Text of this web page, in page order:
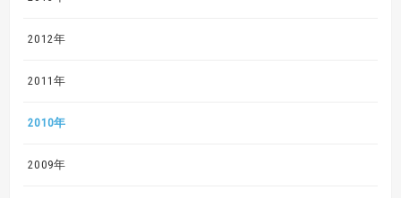
2012年
2011年
2010年
2009年